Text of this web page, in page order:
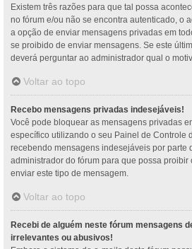
Existem três razões para que tal possa
no fórum e/ou não se encontra autenticado, o
a opção de enviar mensagens privadas em
se proibido de enviar mensagens. Se este
deverá perguntar ao administrador qual o
Voltar ao topo
Recebo mensagens privadas indesejáveis!
Você pode bloquear as mensagens privadas
específico utilizando o seu Painel de Controle
recebendo mensagens indesejáveis por parte
administrador do fórum para que possa proibir
enviar este tipo de mensagem.
Voltar ao topo
Recebi de alguém neste fórum mensagens
irrelevantes ou abusivos!